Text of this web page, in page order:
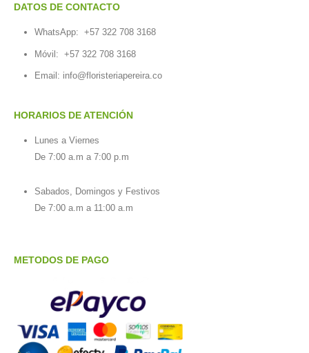
DATOS DE CONTACTO
WhatsApp: +57 322 708 3168
Móvil: +57 322 708 3168
Email: info@floristeriapereira.co
HORARIOS DE ATENCIÓN
Lunes a Viernes
De 7:00 a.m a 7:00 p.m
Sabados, Domingos y Festivos
De 7:00 a.m a 11:00 a.m
METODOS DE PAGO